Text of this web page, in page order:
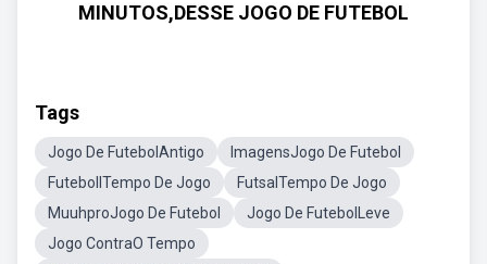
MINUTOS,DESSE JOGO DE FUTEBOL
Tags
Jogo De FutebolAntigo
ImagensJogo De Futebol
FutebollTempo De Jogo
FutsalTempo De Jogo
MuuhproJogo De Futebol
Jogo De FutebolLeve
Jogo ContraO Tempo